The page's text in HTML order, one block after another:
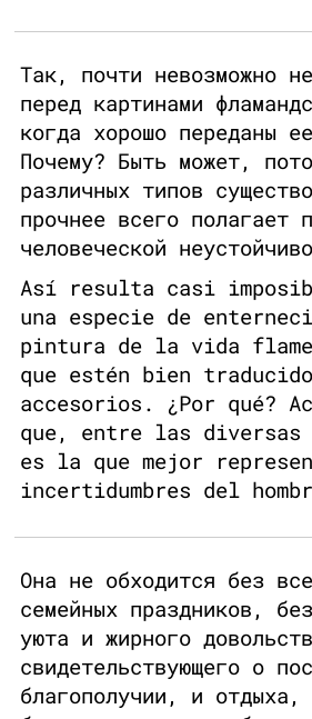
Так, почти невозможно
перед картинами
когда хорошо переданы
Почему? Быть может,
различных типов
прочнее всего полагает
человеческой
Así resulta casi
una especie de
pintura de la vida
que estén bien
accesorios. ¿Por qué?
que, entre las diversas
es la que mejor
incertidumbres del
Она не обходится без
семейных праздников,
уюта и жирного
свидетельствующего о
благополучии, и отдыха,